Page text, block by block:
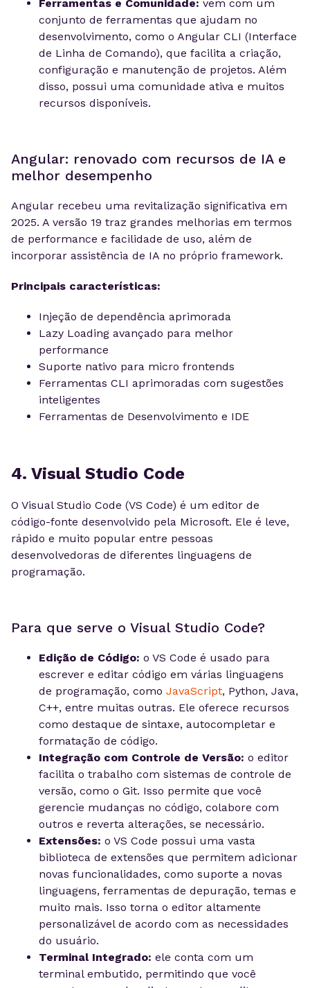
Ferramentas e Comunidade: vem com um
conjunto de ferramentas que ajudam no
desenvolvimento, como o Angular CLI (Interface
de Linha de Comando), que facilita a criação,
configuração e manutenção de projetos. Além
disso, possui uma comunidade ativa e muitos
recursos disponíveis.
Angular: renovado com recursos de IA e
melhor desempenho
Angular recebeu uma revitalização significativa em
2025. A versão 19 traz grandes melhorias em termos
de performance e facilidade de uso, além de
incorporar assistência de IA no próprio framework.
Principais características:
Injeção de dependência aprimorada
Lazy Loading avançado para melhor
performance
Suporte nativo para micro frontends
Ferramentas CLI aprimoradas com sugestões
inteligentes
Ferramentas de Desenvolvimento e IDE
4. Visual Studio Code
O Visual Studio Code (VS Code) é um editor de
código-fonte desenvolvido pela Microsoft. Ele é leve,
rápido e muito popular entre pessoas
desenvolvedoras de diferentes linguagens de
programação.
Para que serve o Visual Studio Code?
Edição de Código: o VS Code é usado para
escrever e editar código em várias linguagens
de programação, como JavaScript, Python, Java,
C++, entre muitas outras. Ele oferece recursos
como destaque de sintaxe, autocompletar e
formatação de código.
Integração com Controle de Versão: o editor
facilita o trabalho com sistemas de controle de
versão, como o Git. Isso permite que você
gerencie mudanças no código, colabore com
outros e reverta alterações, se necessário.
Extensões: o VS Code possui uma vasta
biblioteca de extensões que permitem adicionar
novas funcionalidades, como suporte a novas
linguagens, ferramentas de depuração, temas e
muito mais. Isso torna o editor altamente
personalizável de acordo com as necessidades
do usuário.
Terminal Integrado: ele conta com um
terminal embutido, permitindo que você